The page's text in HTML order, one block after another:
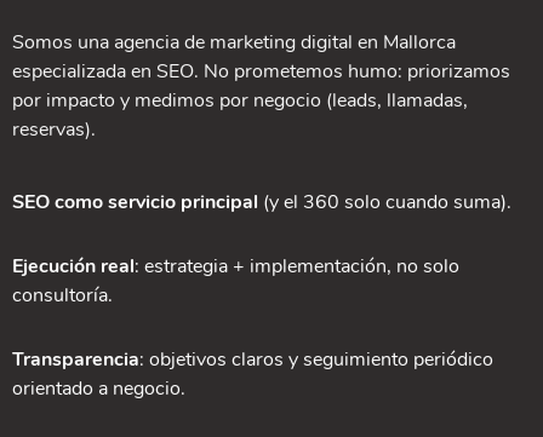
Somos una agencia de marketing digital en Mallorca
especializada en SEO. No prometemos humo: priorizamos
por impacto y medimos por negocio (leads, llamadas,
reservas).
SEO como servicio principal (y el 360 solo cuando suma).
Ejecución real: estrategia + implementación, no solo
consultoría.
Transparencia: objetivos claros y seguimiento periódico
orientado a negocio.